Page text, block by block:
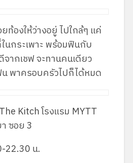
ท้องให้ว่างอยู่ ไปใกล้ๆ แค่
นกระเพาะ พร้อมฟินกับ
ากเชฟ จะทานคนเดียว
พาครอบครัวไปก็ได้หมด
Kitch โรงแรม MYTT
ซอย 3
22.30 น.